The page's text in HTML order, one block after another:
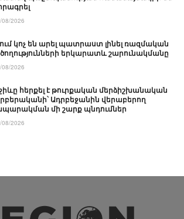
08/2026
կոչ են արել պատրաստ լինել ռազմական
երկարատև շարունակմանը
08/2026
հերքել է թուրքական մերձիշխանական
Ադրբեջանին վերաբերող
մի շարք պնդումներ
08/2026